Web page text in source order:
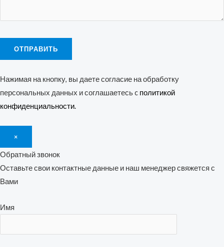
Нажимая на кнопку, вы даете согласие на обработку
персональных данных и соглашаетесь c политикой
конфиденциальности.
×
Обратный звонок
Оставьте свои контактные данные и наш менеджер свяжется с
Вами
Имя